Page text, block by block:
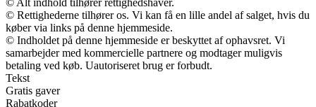
© Alt indhold tilhører rettighedshaver.
© Rettighederne tilhører os. Vi kan få en lille andel af salget, hvis du
køber via links på denne hjemmeside.
© Indholdet på denne hjemmeside er beskyttet af ophavsret. Vi
samarbejder med kommercielle partnere og modtager muligvis
betaling ved køb. Uautoriseret brug er forbudt.
Tekst
Gratis gaver
Rabatkoder